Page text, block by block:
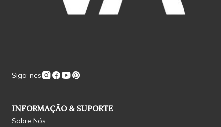
Siga-nos
INFORMAÇÃO & SUPORTE
Sobre Nós